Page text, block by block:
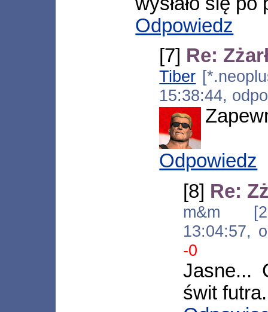
Odpowiedz
[7] Re:
Tiber
15:38:44,
Odpowiedz
[8] Re:
m&m
13:04:57,
-0
Jasne...
świt futra.